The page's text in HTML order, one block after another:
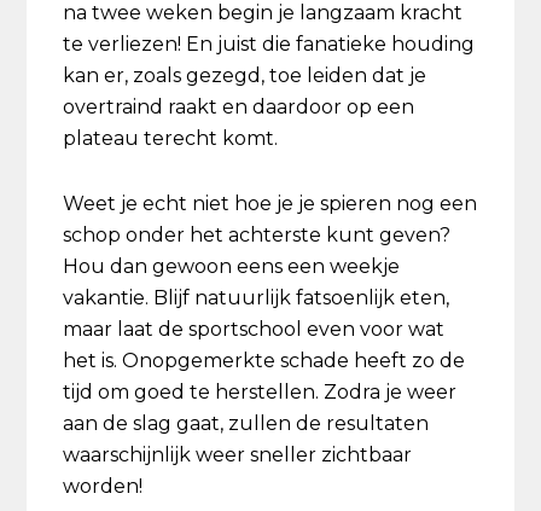
na twee weken begin je langzaam kracht
te verliezen! En juist die fanatieke houding
kan er, zoals gezegd, toe leiden dat je
overtraind raakt en daardoor op een
plateau terecht komt.
Weet je echt niet hoe je je spieren nog een
schop onder het achterste kunt geven?
Hou dan gewoon eens een weekje
vakantie. Blijf natuurlijk fatsoenlijk eten,
maar laat de sportschool even voor wat
het is. Onopgemerkte schade heeft zo de
tijd om goed te herstellen. Zodra je weer
aan de slag gaat, zullen de resultaten
waarschijnlijk weer sneller zichtbaar
worden!